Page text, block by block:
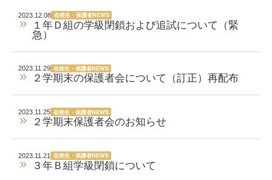
2023.12.08 在校生・保護者NEWS
１年Ｄ組の学級閉鎖および追試について（緊
急）
2023.11.29 在校生・保護者NEWS
２学期末の保護者会について（訂正）再配布
2023.11.25 在校生・保護者NEWS
２学期末保護者会のお知らせ
2023.11.21 在校生・保護者NEWS
３年Ｂ組学級閉鎖について